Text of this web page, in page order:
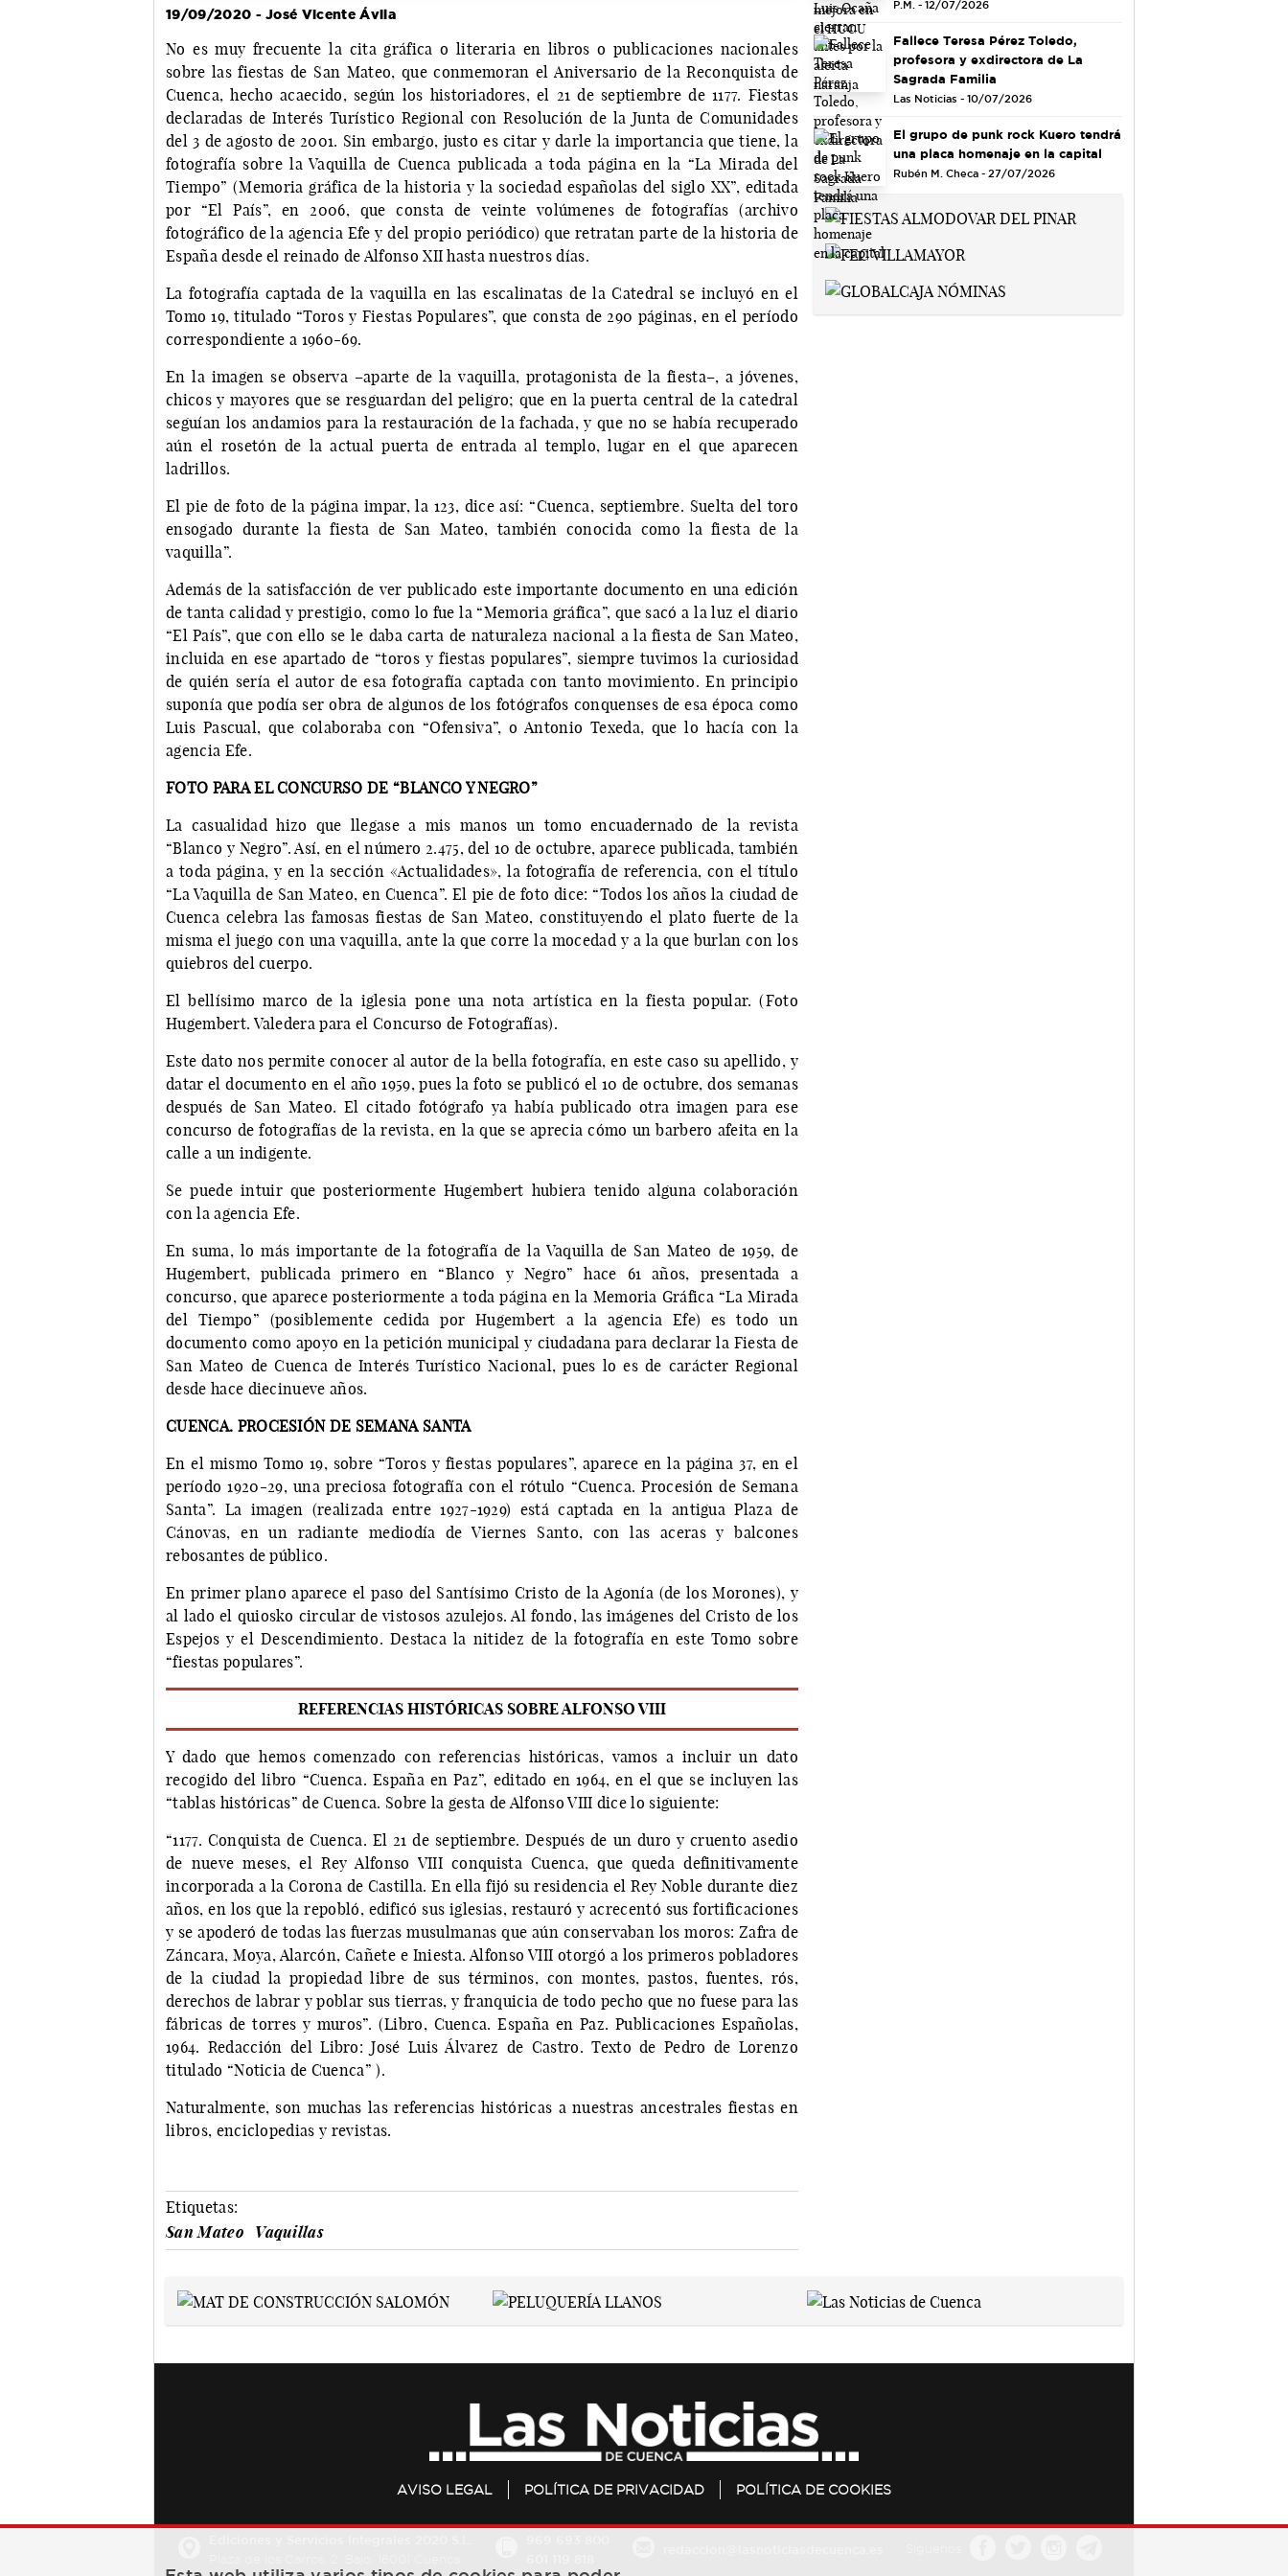
19/09/2020 - José Vicente Ávila
No es muy frecuente la cita gráfica o literaria en libros o publicaciones nacionales
sobre las fiestas de San Mateo, que conmemoran el Aniversario de la Reconquista de
Cuenca, hecho acaecido, según los historiadores, el 21 de septiembre de 1177. Fiestas
declaradas de Interés Turístico Regional con Resolución de la Junta de Comunidades
del 3 de agosto de 2001. Sin embargo, justo es citar y darle la importancia que tiene, la
fotografía sobre la Vaquilla de Cuenca publicada a toda página en la “La Mirada del
Tiempo” (Memoria gráfica de la historia y la sociedad españolas del siglo XX”, editada
por “El País”, en 2006, que consta de veinte volúmenes de fotografías (archivo
fotográfico de la agencia Efe y del propio periódico) que retratan parte de la historia de
España desde el reinado de Alfonso XII hasta nuestros días.
La fotografía captada de la vaquilla en las escalinatas de la Catedral se incluyó en el
Tomo 19, titulado “Toros y Fiestas Populares”, que consta de 290 páginas, en el período
correspondiente a 1960-69.
En la imagen se observa –aparte de la vaquilla, protagonista de la fiesta–, a jóvenes,
chicos y mayores que se resguardan del peligro; que en la puerta central de la catedral
seguían los andamios para la restauración de la fachada, y que no se había recuperado
aún el rosetón de la actual puerta de entrada al templo, lugar en el que aparecen
ladrillos.
El pie de foto de la página impar, la 123, dice así: “Cuenca, septiembre. Suelta del toro
ensogado durante la fiesta de San Mateo, también conocida como la fiesta de la
vaquilla”.
Además de la satisfacción de ver publicado este importante documento en una edición
de tanta calidad y prestigio, como lo fue la “Memoria gráfica”, que sacó a la luz el diario
“El País”, que con ello se le daba carta de naturaleza nacional a la fiesta de San Mateo,
incluida en ese apartado de “toros y fiestas populares”, siempre tuvimos la curiosidad
de quién sería el autor de esa fotografía captada con tanto movimiento. En principio
suponía que podía ser obra de algunos de los fotógrafos conquenses de esa época como
Luis Pascual, que colaboraba con “Ofensiva”, o Antonio Texeda, que lo hacía con la
agencia Efe.
FOTO PARA EL CONCURSO DE “BLANCO Y NEGRO”
La casualidad hizo que llegase a mis manos un tomo encuadernado de la revista
“Blanco y Negro”. Así, en el número 2.475, del 10 de octubre, aparece publicada, también
a toda página, y en la sección «Actualidades», la fotografía de referencia, con el título
“La Vaquilla de San Mateo, en Cuenca”. El pie de foto dice: “Todos los años la ciudad de
Cuenca celebra las famosas fiestas de San Mateo, constituyendo el plato fuerte de la
misma el juego con una vaquilla, ante la que corre la mocedad y a la que burlan con los
quiebros del cuerpo.
El bellísimo marco de la iglesia pone una nota artística en la fiesta popular. (Foto
Hugembert. Valedera para el Concurso de Fotografías).
Este dato nos permite conocer al autor de la bella fotografía, en este caso su apellido, y
datar el documento en el año 1959, pues la foto se publicó el 10 de octubre, dos semanas
después de San Mateo. El citado fotógrafo ya había publicado otra imagen para ese
concurso de fotografías de la revista, en la que se aprecia cómo un barbero afeita en la
calle a un indigente.
Se puede intuir que posteriormente Hugembert hubiera tenido alguna colaboración
con la agencia Efe.
En suma, lo más importante de la fotografía de la Vaquilla de San Mateo de 1959, de
Hugembert, publicada primero en “Blanco y Negro” hace 61 años, presentada a
concurso, que aparece posteriormente a toda página en la Memoria Gráfica “La Mirada
del Tiempo” (posiblemente cedida por Hugembert a la agencia Efe) es todo un
documento como apoyo en la petición municipal y ciudadana para declarar la Fiesta de
San Mateo de Cuenca de Interés Turístico Nacional, pues lo es de carácter Regional
desde hace diecinueve años.
CUENCA. PROCESIÓN DE SEMANA SANTA
En el mismo Tomo 19, sobre “Toros y fiestas populares”, aparece en la página 37, en el
período 1920-29, una preciosa fotografía con el rótulo “Cuenca. Procesión de Semana
Santa”. La imagen (realizada entre 1927-1929) está captada en la antigua Plaza de
Cánovas, en un radiante mediodía de Viernes Santo, con las aceras y balcones
rebosantes de público.
En primer plano aparece el paso del Santísimo Cristo de la Agonía (de los Morones), y
al lado el quiosko circular de vistosos azulejos. Al fondo, las imágenes del Cristo de los
Espejos y el Descendimiento. Destaca la nitidez de la fotografía en este Tomo sobre
“fiestas populares”.
REFERENCIAS HISTÓRICAS SOBRE ALFONSO VIII
Y dado que hemos comenzado con referencias históricas, vamos a incluir un dato
recogido del libro “Cuenca. España en Paz”, editado en 1964, en el que se incluyen las
“tablas históricas” de Cuenca. Sobre la gesta de Alfonso VIII dice lo siguiente:
“1177. Conquista de Cuenca. El 21 de septiembre. Después de un duro y cruento asedio
de nueve meses, el Rey Alfonso VIII conquista Cuenca, que queda definitivamente
incorporada a la Corona de Castilla. En ella fijó su residencia el Rey Noble durante diez
años, en los que la repobló, edificó sus iglesias, restauró y acrecentó sus fortificaciones
y se apoderó de todas las fuerzas musulmanas que aún conservaban los moros: Zafra de
Záncara, Moya, Alarcón, Cañete e Iniesta. Alfonso VIII otorgó a los primeros pobladores
de la ciudad la propiedad libre de sus términos, con montes, pastos, fuentes, rós,
derechos de labrar y poblar sus tierras, y franquicia de todo pecho que no fuese para las
fábricas de torres y muros”. (Libro, Cuenca. España en Paz. Publicaciones Españolas,
1964. Redacción del Libro: José Luis Álvarez de Castro. Texto de Pedro de Lorenzo
titulado “Noticia de Cuenca” ).
Naturalmente, son muchas las referencias históricas a nuestras ancestrales fiestas en
libros, enciclopedias y revistas.
Etiquetas:
San Mateo
Vaquillas
P.M. - 12/07/2026
Fallece Teresa Pérez Toledo,
profesora y exdirectora de La
Sagrada Familia
Las Noticias - 10/07/2026
El grupo de punk rock Kuero tendrá
una placa homenaje en la capital
Rubén M. Checa - 27/07/2026
AVISO LEGAL POLÍTICA DE PRIVACIDAD POLÍTICA DE COOKIES